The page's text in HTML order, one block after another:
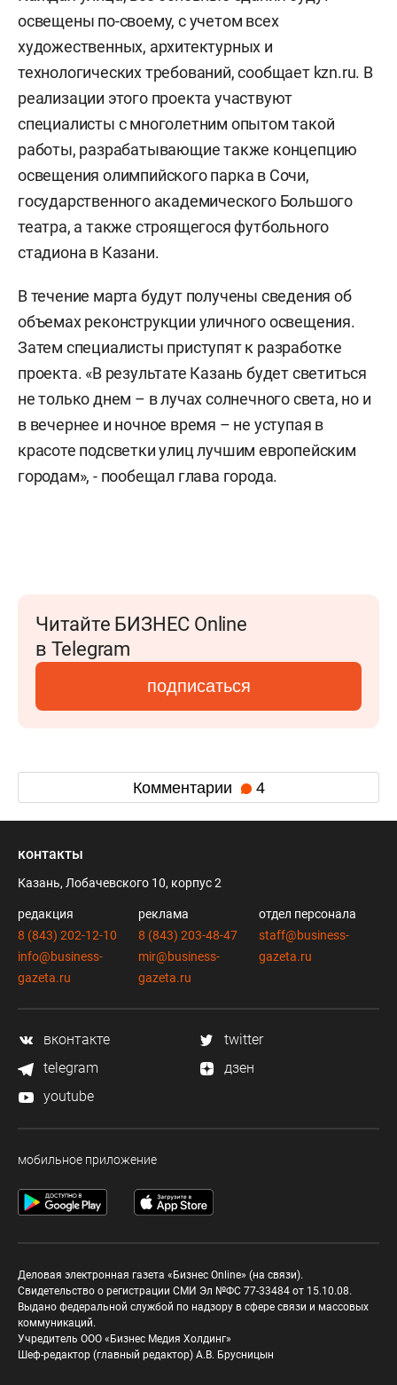
освещены по-своему, с учетом всех
художественных, архитектурных и
технологических требований, сообщает kzn.ru. В
реализации этого проекта участвуют
специалисты с многолетним опытом такой
работы, разрабатывающие также концепцию
освещения олимпийского парка в Сочи,
государственного академического Большого
театра, а также строящегося футбольного
стадиона в Казани.
В течение марта будут получены сведения об
объемах реконструкции уличного освещения.
Затем специалисты приступят к разработке
проекта. «В результате Казань будет светиться
не только днем – в лучах солнечного света, но и
в вечернее и ночное время – не уступая в
красоте подсветки улиц лучшим европейским
городам», - пообещал глава города.
Читайте БИЗНЕС Online
в Telegram
подписаться
Комментарии 4
контакты
Казань, Лобачевского 10, корпус 2
редакция
8 (843) 202-12-10
info@business-
gazeta.ru
реклама
8 (843) 203-48-47
mir@business-
gazeta.ru
отдел персонала
staff@business-
gazeta.ru
вконтакте
twitter
telegram
дзен
youtube
мобильное приложение
Деловая электронная газета «Бизнес Online» (на связи).
Свидетельство о регистрации СМИ Эл №ФС 77-33484 от 15.10.08.
Выдано федеральной службой по надзору в сфере связи и массовых
коммуникаций.
Учредитель ООО «Бизнес Медия Холдинг»
Шеф-редактор (главный редактор) А.В. Брусницын